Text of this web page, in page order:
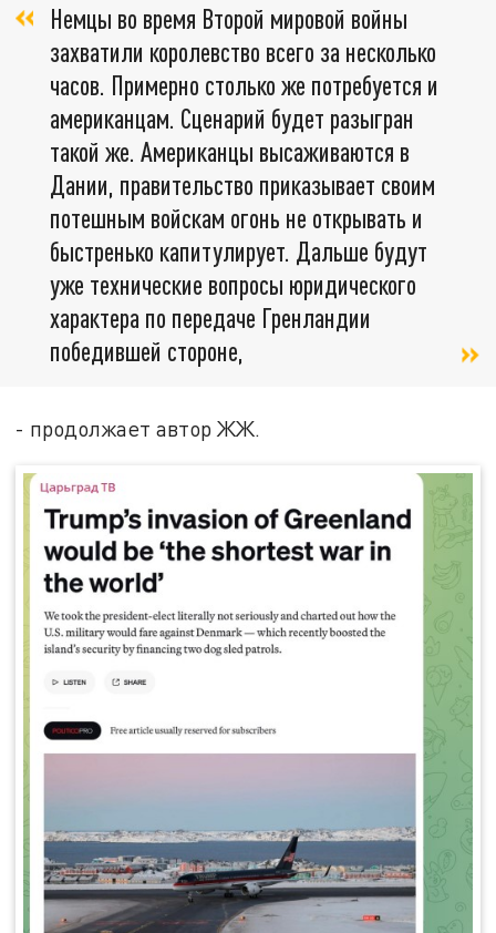
Немцы во время Второй мировой войны
захватили королевство всего за несколько
часов. Примерно столько же потребуется и
американцам. Сценарий будет разыгран
такой же. Американцы высаживаются в
Дании, правительство приказывает своим
потешным войскам огонь не открывать и
быстренько капитулирует. Дальше будут
уже технические вопросы юридического
характера по передаче Гренландии
победившей стороне,
- продолжает автор ЖЖ.